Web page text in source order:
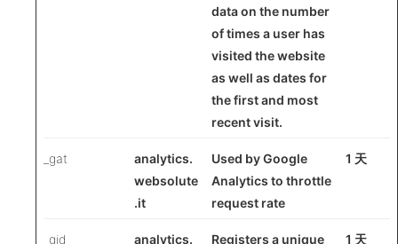
data on the number
of times a user has
visited the website
as well as dates for
the first and most
recent visit.
_gat
analytics.
websolute
.it
Used by Google
Analytics to throttle
request rate
1 天
_gid analytics. Registers a unique 1 天